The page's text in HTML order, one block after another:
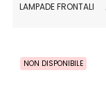
LAMPADE FRONTALI
NON DISPONIBILE